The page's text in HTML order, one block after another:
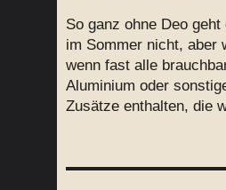
So ganz ohne Deo
im Sommer nicht, aber
wenn fast alle
Aluminium oder
Zusätze enthalten, die